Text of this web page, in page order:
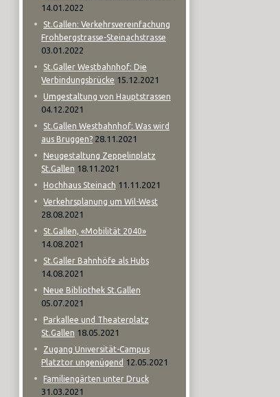
14.01.2022
St.Gallen: Verkehrsvereinfachung
Frohbergstrasse-Steinachstrasse
03.01.2022
St.Galler Westbahnhof: Die
Verbindungsbrücke 15.12.2021
Umgestaltung von Hauptstrassen
04.12.2021
St.Gallen Westbahnhof: Was wird
aus Bruggen? 28.11.2021
Neugestaltung Zeppelinplatz
St.Gallen 18.11.2021
Hochhaus Steinach 11.11.2021
Verkehrsplanung um Wil-West
28.08.2021
St.Gallen, «Mobilität 2040»
14.08.2021
St.Galler Bahnhöfe als Hubs
14.08.2021
Neue Bibliothek St.Gallen
05.07.2021
Parkallee und Theaterplatz
St.Gallen 18.05.2021
Zugang Universität-Campus
Platztor ungenügend 12.05.2021
Familiengärten unter Druck
31.03.2021